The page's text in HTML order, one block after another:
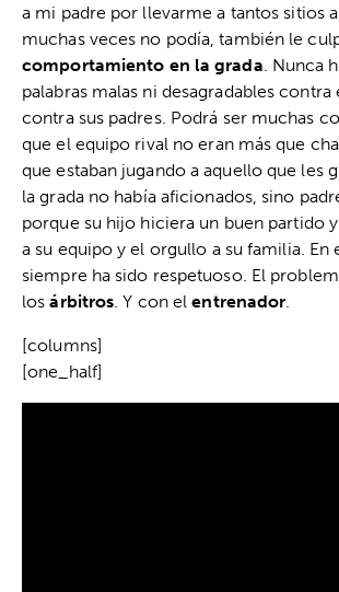
a mi padre por llevarme a tantos sitios
muchas veces no podía, también le
comportamiento en la grada. Nunca
palabras malas ni desagradables contra
contra sus padres. Podrá ser muchas
que el equipo rival no eran más que
que estaban jugando a aquello que les
la grada no había aficionados, sino
porque su hijo hiciera un buen partido
a su equipo y el orgullo a su familia. En
siempre ha sido respetuoso. El
losárbitros. Y con elentrenador.
[columns]
[one_half]